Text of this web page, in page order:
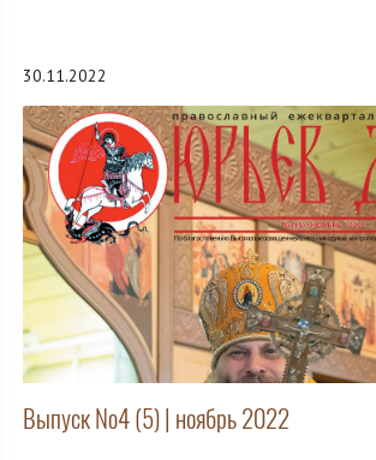
30.11.2022
Выпуск №4 (5) | ноябрь 2022